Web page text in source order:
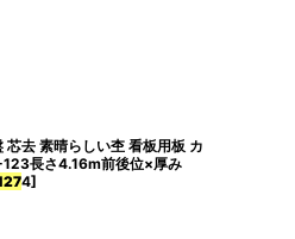
去 素晴らしい杢 看板用板 カ
123長さ4.16m前後位×厚み
4]